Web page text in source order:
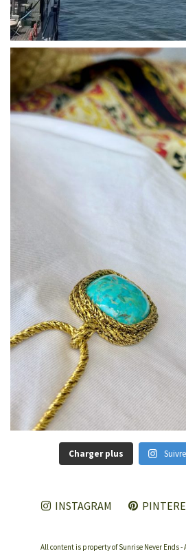
Charger plus
INSTAGRAM
All content is property of Sunrise Never Ends -